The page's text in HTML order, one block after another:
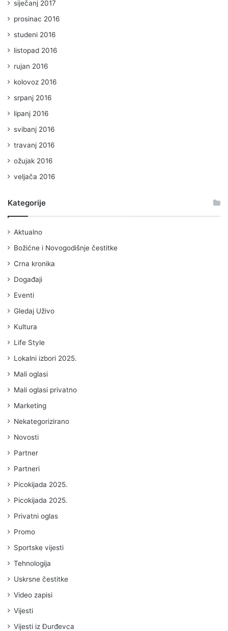
siječanj 2017
prosinac 2016
studeni 2016
listopad 2016
rujan 2016
kolovoz 2016
srpanj 2016
lipanj 2016
svibanj 2016
travanj 2016
ožujak 2016
veljača 2016
Kategorije
Aktualno
Božićne i Novogodišnje čestitke
Crna kronika
Događaji
Eventi
Gledaj Uživo
Kultura
Life Style
Lokalni izbori 2025.
Mali oglasi
Mali oglasi privatno
Marketing
Nekategorizirano
Novosti
Partner
Partneri
Picokijada 2025.
Picokijada 2025.
Privatni oglas
Promo
Sportske vijesti
Tehnologija
Uskrsne čestitke
Video zapisi
Vijesti
Vijesti iz Đurđevca